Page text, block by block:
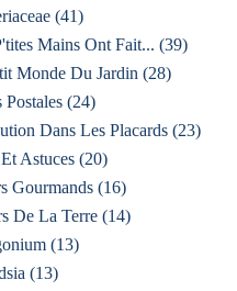
(41)
Mains Ont Fait... (39)
Monde Du Jardin (28)
Postales (24)
Dans Les Placards (23)
Astuces (20)
Gourmands (16)
De La Terre (14)
(13)
(13)